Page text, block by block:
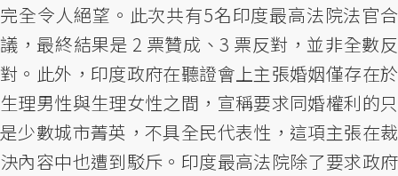
完全令人絕望。此次共有5名印度最高法院法官合
議，最終結果是 2 票贊成、3 票反對，並非全數反
對。此外，印度政府在聽證會上主張婚姻僅存在於
生理男性與生理女性之間，宣稱要求同婚權利的只
是少數城市菁英，不具全民代表性，這項主張在裁
決內容中也遭到駁斥。印度最高法院除了要求政府